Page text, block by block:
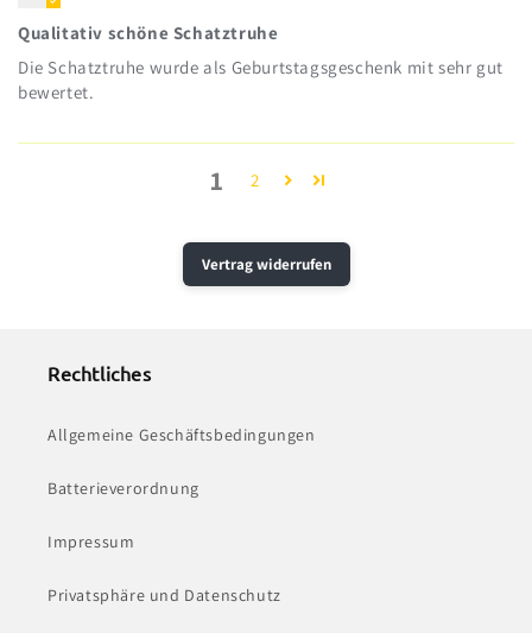
Qualitativ schöne Schatztruhe
Die Schatztruhe wurde als Geburtstagsgeschenk mit sehr gut
bewertet.
1 2
Vertrag widerrufen
Rechtliches
Allgemeine Geschäftsbedingungen
Batterieverordnung
Impressum
Privatsphäre und Datenschutz